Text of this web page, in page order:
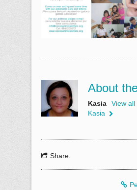
About
Kasia
View all
Kasia
Share: